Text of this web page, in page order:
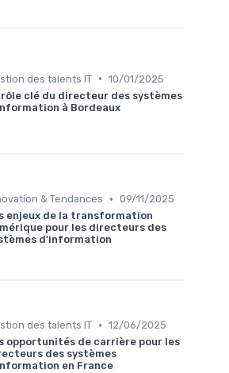
des talents IT • 10/01/2025
rôle clé du directeur des systèmes
à Bordeaux
& Tendances • 09/11/2025
enjeux de la transformation
pour les directeurs des
d'information
des talents IT • 12/06/2025
opportunités de carrière pour les
des systèmes
en France